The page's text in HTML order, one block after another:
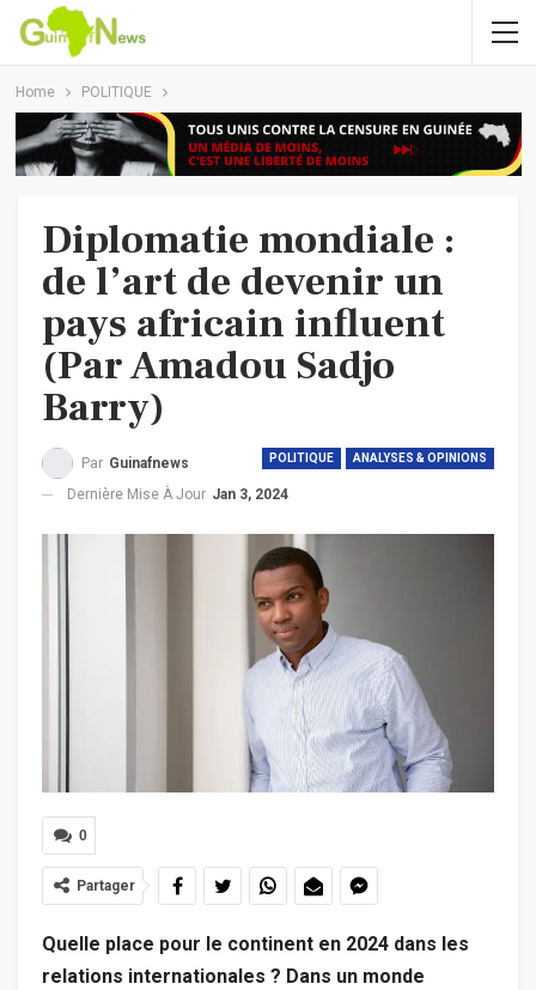
Home POLITIQUE
Diplomatie mondiale :
de l’art de devenir un
pays africain influent
(Par Amadou Sadjo
Barry)
POLITIQUE ANALYSES & OPINIONS
Par Guinafnews
Dernière Mise À Jour Jan 3, 2024
0
Partager
Quelle place pour le continent en 2024 dans les
relations internationales ? Dans un monde